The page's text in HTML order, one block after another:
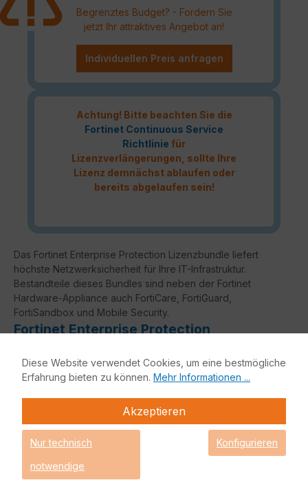
Begrenztes Budget? - Fordern Sie
jetzt Ihr attraktives Angebot an!
Individuellen Preis anfragen
Achtung! Bitte beachten Sie die
Fortinet Continuous Service
Richtlinie für
Lizenzverlängerungen, sollte Ihre
Lizenz demnächst ablaufen oder
bereits abgelaufen sein!
Das Fortinet Enterprise Protection Lizenzbundle liefert
höchste Netzwerksicherheit für Ihre IT-Infrastruktur.
Bestandteile dieses Bundles sind neben der Fortinet
Hardware-Appliance auch FortiCare, FortiGuard,
FortiSandbox und Mobile Security.
Fortinet Enterprise Protection
Enterprise Protection
Unified Threat Protection (UTP)
Advanced Threat
Grundfunktio
nalität
Diese Website verwendet Cookies, um eine bestmögliche
Erfahrung bieten zu können. Mehr Informationen ...
Akzeptieren
Nur technisch
notwendige
Konfigurieren